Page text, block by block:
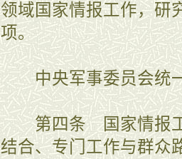
领域国家情报工作，研
项。
中央军事委员会统一
第四条 国家情报工
结合、专门工作与群众